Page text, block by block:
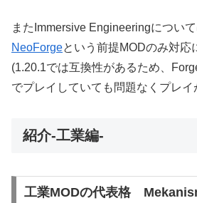
またImmersive Engineeringについて
NeoForgeという前提MODのみ対応
(1.20.1では互換性があるため、
でプレイしていても問題なくプレイ
紹介-工業編-
工業MODの代表格